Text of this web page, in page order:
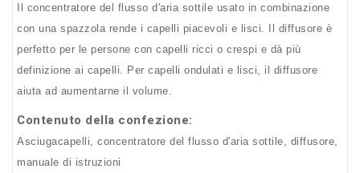
Il concentratore del flusso d'aria sottile usato in combinazione
con una spazzola rende i capelli piacevoli e lisci. Il diffusore è
perfetto per le persone con capelli ricci o crespi e dà più
definizione ai capelli. Per capelli ondulati e lisci, il diffusore
aiuta ad aumentarne il volume.
Contenuto della confezione:
Asciugacapelli, concentratore del flusso d'aria sottile, diffusore,
manuale di istruzioni